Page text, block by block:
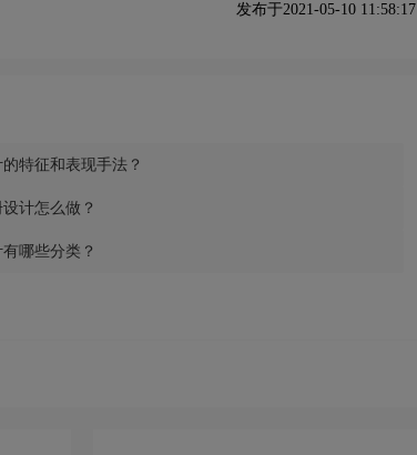
发布于2021-05-10 11:58:17
特征和表现手法？
计怎么做？
哪些分类？